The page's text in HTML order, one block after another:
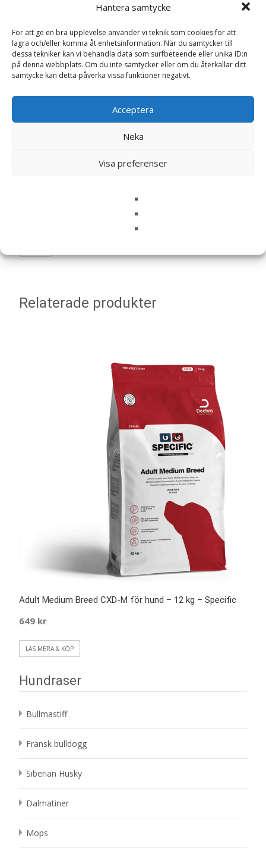
Hantera samtycke
För att ge en bra upplevelse använder vi teknik som cookies för att
lagra och/eller komma åt enhetsinformation. När du samtycker till
dessa tekniker kan vi behandla data som surfbeteende eller unika ID:n
på denna webbplats. Om du inte samtycker eller om du återkallar ditt
samtycke kan detta påverka vissa funktioner negativt.
Acceptera
Neka
Visa preferenser
Ditt betyg*
Din recension*
Spara mitt namn, min e-postadress och webbplats i
denna webbläsare till nästa gång jag skriver en
Relaterade produkter
Adult Medium Breed CXD-M för hund – 12 kg – Specific
649 kr
LÄS MERA & KÖP
Hundraser
Bullmastiff
Fransk bulldogg
Siberian Husky
Dalmatiner
Mops